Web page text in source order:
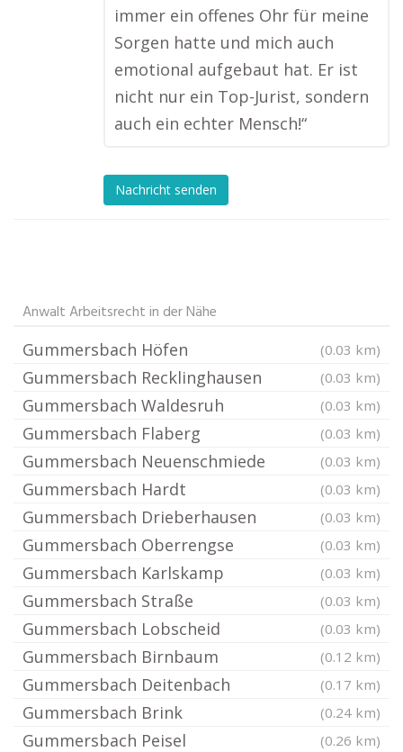
immer ein offenes Ohr für meine
Sorgen hatte und mich auch
emotional aufgebaut hat. Er ist
nicht nur ein Top-Jurist, sondern
auch ein echter Mensch!“
Nachricht senden
Anwalt Arbeitsrecht in der Nähe
Gummersbach Höfen (0.03 km)
Gummersbach Recklinghausen (0.03 km)
Gummersbach Waldesruh (0.03 km)
Gummersbach Flaberg (0.03 km)
Gummersbach Neuenschmiede (0.03 km)
Gummersbach Hardt (0.03 km)
Gummersbach Drieberhausen (0.03 km)
Gummersbach Oberrengse (0.03 km)
Gummersbach Karlskamp (0.03 km)
Gummersbach Straße (0.03 km)
Gummersbach Lobscheid (0.03 km)
Gummersbach Birnbaum (0.12 km)
Gummersbach Deitenbach (0.17 km)
Gummersbach Brink (0.24 km)
Gummersbach Peisel (0.26 km)